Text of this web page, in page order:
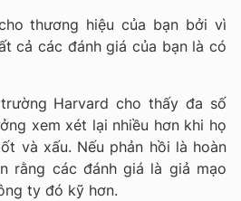
thương hiệu của bạn bởi vì
cả các đánh giá của bạn là có
Harvard cho thấy đa số
xem xét lại nhiều hơn khi họ
và xấu. Nếu phản hồi là hoàn
rằng các đánh giá là giả mạo
ty đó kỹ hơn.